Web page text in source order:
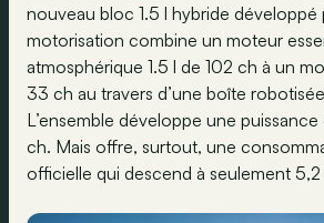
nouveau bloc 1.5 l hybride développé
motorisation combine un moteur
atmosphérique 1.5 l de 102 ch à un
33 ch au travers d’une boîte
L’ensemble développe une puissance
ch. Mais offre, surtout, une
officielle qui descend à seulement